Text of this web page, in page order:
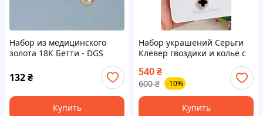
Набор из медицинского
золота 18К Бетти - DGS
(сережки + кулон), арт. 1194
132₴
Купить
Набор украшений Серьги
Клевер гвоздики и колье с
черным клевером комплект
медицинское золото
ювелирная бижутерия
позолота
540₴
600 ₴ -10%
Купить